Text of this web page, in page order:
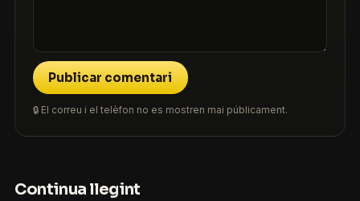
Publicar comentari
🔒 El correu i el telèfon no es mostren mai públicament.
Continua llegint